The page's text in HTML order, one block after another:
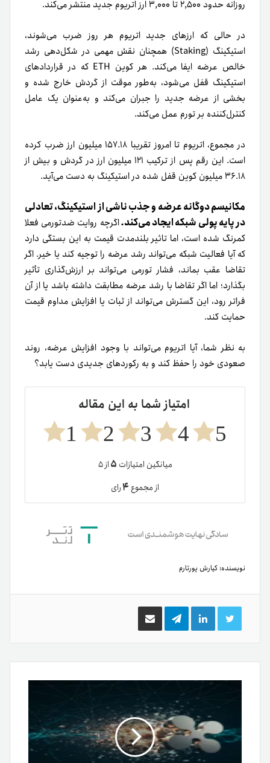
روزانه حدود ۲,۵۰۰ تا ۳,۰۰۰ ارز اتریوم جدید منتشر می‌کند.
در حالی که ارزهای جدید اتریوم هر روز ضرب می‌شوند،
استیکینگ (Staking) همچنان نقش مهمی در شکل‌دهی رشد
خالص عرضه ایفا می‌کند. هر کوین ETH که در قراردادهای
استیکینگ قفل می‌شود، به‌طور موقت از گردش خارج شده و
بخشی از عرضه جدید را جبران می‌کند و به‌عنوان یک عامل
کنترل‌کننده بر تورم عمل می‌کند.
در مجموع، اتریوم تا امروز تقریبا ۱۵۷.۱۸ میلیون ارز ضرب کرده
است. این رقم پس از ترکیب ۱۲۱ میلیون ارز در گردش و بیش از
۳۶.۱۸ میلیون کوین قفل شده در استیکینگ به دست می‌آید.
مکانیسم دوگانه عرضه و جذب ناشی از استیکینگ، تعادلی
در پایه پولی شبکه ایجاد می‌کند.اگرچه روایت ضدتورمی فعلا
کمرنگ شده است، اما تاثیر بلندمدت قیمت به این بستگی دارد
که آیا فعالیت شبکه می‌تواند رشد عرضه را توجیه کند یا خیر. اگر
تقاضا عقب بماند، فشار تورمی می‌تواند بر ارزش‌گذاری تأثیر
بگذارد؛ اما اگر تقاضا با رشد عرضه مطابقت داشته باشد یا از آن
فراتر رود، این گسترش می‌تواند از ثبات یا افزایش مداوم قیمت
حمایت کند.
به نظر شما، آیا اتریوم می‌تواند با وجود افزایش عرضه، روند
صعودی خود را حفظ کند و به رکوردهای جدیدی دست یابد؟
امتیاز شما به این مقاله
5
4
3
2
1
میانگین امتیازات ۵از ۵
از مجموع۴رای
نویسنده: کیارش پورتارم
توییتر لینکدینتلگرام اشتراک
گذاری
ایمیل